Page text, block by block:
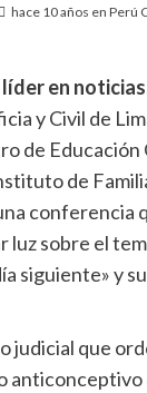
hace 10 años en Perú
en
y Civil de
de Educación
de
conferencia
luz sobre el
siguiente» y
judicial que
anticonceptivo